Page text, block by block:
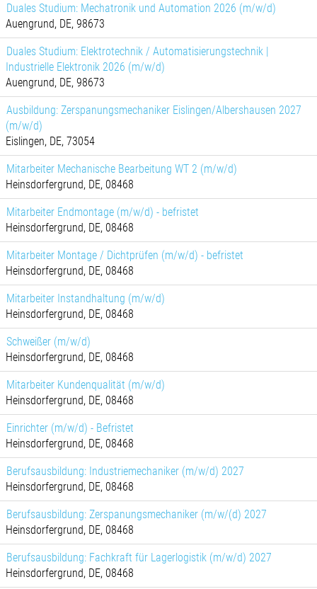
Duales Studium: Mechatronik und Automation 2026 (m/w/d)
Auengrund, DE, 98673
Duales Studium: Elektrotechnik / Automatisierungstechnik |
Industrielle Elektronik 2026 (m/w/d)
Auengrund, DE, 98673
Ausbildung: Zerspanungsmechaniker Eislingen/Albershausen 2027
(m/w/d)
Eislingen, DE, 73054
Mitarbeiter Mechanische Bearbeitung WT 2 (m/w/d)
Heinsdorfergrund, DE, 08468
Mitarbeiter Endmontage (m/w/d) - befristet
Heinsdorfergrund, DE, 08468
Mitarbeiter Montage / Dichtprüfen (m/w/d) - befristet
Heinsdorfergrund, DE, 08468
Mitarbeiter Instandhaltung (m/w/d)
Heinsdorfergrund, DE, 08468
Schweißer (m/w/d)
Heinsdorfergrund, DE, 08468
Mitarbeiter Kundenqualität (m/w/d)
Heinsdorfergrund, DE, 08468
Einrichter (m/w/d) - Befristet
Heinsdorfergrund, DE, 08468
Berufsausbildung: Industriemechaniker (m/w/d) 2027
Heinsdorfergrund, DE, 08468
Berufsausbildung: Zerspanungsmechaniker (m/w/(d) 2027
Heinsdorfergrund, DE, 08468
Berufsausbildung: Fachkraft für Lagerlogistik (m/w/d) 2027
Heinsdorfergrund, DE, 08468